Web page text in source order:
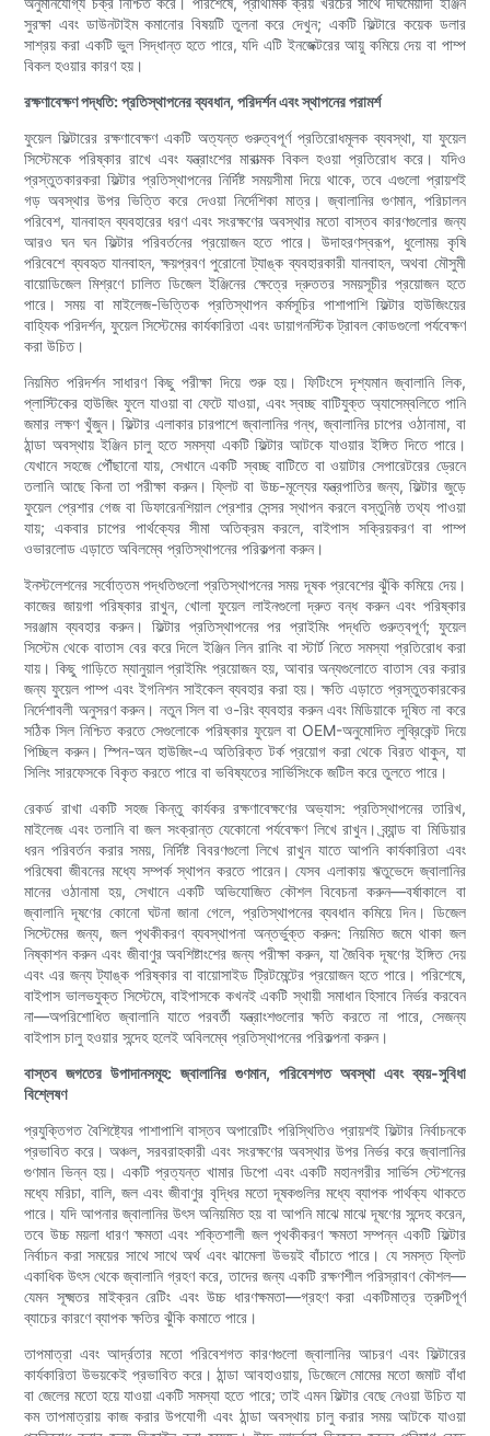
সুরক্ষা এবং ডাউনটাইম কমানোর বিষয়টি তুলনা করে দেখুন; একটি ফিল্টারে কয়েক ডলার
সাশ্রয় করা একটি ভুল সিদ্ধান্ত হতে পারে, যদি এটি ইনজেক্টরের আয়ু কমিয়ে দেয় বা পাম্প
বিকল হওয়ার কারণ হয়।
রক্ষণাবেক্ষণ পদ্ধতি: প্রতিস্থাপনের ব্যবধান, পরিদর্শন এবং স্থাপনের পরামর্শ
ফুয়েল ফিল্টারের রক্ষণাবেক্ষণ একটি অত্যন্ত গুরুত্বপূর্ণ প্রতিরোধমূলক ব্যবস্থা, যা ফুয়েল
সিস্টেমকে পরিষ্কার রাখে এবং যন্ত্রাংশের মারাত্মক বিকল হওয়া প্রতিরোধ করে। যদিও
প্রস্তুতকারকরা ফিল্টার প্রতিস্থাপনের নির্দিষ্ট সময়সীমা দিয়ে থাকে, তবে এগুলো প্রায়শই
গড় অবস্থার উপর ভিত্তি করে দেওয়া নির্দেশিকা মাত্র। জ্বালানির গুণমান, পরিচালন
পরিবেশ, যানবাহন ব্যবহারের ধরণ এবং সংরক্ষণের অবস্থার মতো বাস্তব কারণগুলোর জন্য
আরও ঘন ঘন ফিল্টার পরিবর্তনের প্রয়োজন হতে পারে। উদাহরণস্বরূপ, ধুলোময় কৃষি
পরিবেশে ব্যবহৃত যানবাহন, ক্ষয়প্রবণ পুরোনো ট্যাঙ্ক ব্যবহারকারী যানবাহন, অথবা মৌসুমী
বায়োডিজেল মিশ্রণে চালিত ডিজেল ইঞ্জিনের ক্ষেত্রে দ্রুততর সময়সূচীর প্রয়োজন হতে
পারে। সময় বা মাইলেজ-ভিত্তিক প্রতিস্থাপন কর্মসূচির পাশাপাশি ফিল্টার হাউজিংয়ের
বাহ্যিক পরিদর্শন, ফুয়েল সিস্টেমের কার্যকারিতা এবং ডায়াগনস্টিক ট্রাবল কোডগুলো পর্যবেক্ষণ
করা উচিত।
নিয়মিত পরিদর্শন সাধারণ কিছু পরীক্ষা দিয়ে শুরু হয়। ফিটিংসে দৃশ্যমান জ্বালানি লিক,
প্লাস্টিকের হাউজিং ফুলে যাওয়া বা ফেটে যাওয়া, এবং স্বচ্ছ বাটিযুক্ত অ্যাসেম্বলিতে পানি
জমার লক্ষণ খুঁজুন। ফিল্টার এলাকার চারপাশে জ্বালানির গন্ধ, জ্বালানির চাপের ওঠানামা, বা
ঠান্ডা অবস্থায় ইঞ্জিন চালু হতে সমস্যা একটি ফিল্টার আটকে যাওয়ার ইঙ্গিত দিতে পারে।
যেখানে সহজে পৌঁছানো যায়, সেখানে একটি স্বচ্ছ বাটিতে বা ওয়াটার সেপারেটরের ড্রেনে
তলানি আছে কিনা তা পরীক্ষা করুন। ফ্লিট বা উচ্চ-মূল্যের যন্ত্রপাতির জন্য, ফিল্টার জুড়ে
ফুয়েল প্রেশার গেজ বা ডিফারেনশিয়াল প্রেশার সেন্সর স্থাপন করলে বস্তুনিষ্ঠ তথ্য পাওয়া
যায়; একবার চাপের পার্থক্যের সীমা অতিক্রম করলে, বাইপাস সক্রিয়করণ বা পাম্প
ওভারলোড এড়াতে অবিলম্বে প্রতিস্থাপনের পরিকল্পনা করুন।
ইনস্টলেশনের সর্বোত্তম পদ্ধতিগুলো প্রতিস্থাপনের সময় দূষক প্রবেশের ঝুঁকি কমিয়ে দেয়।
কাজের জায়গা পরিষ্কার রাখুন, খোলা ফুয়েল লাইনগুলো দ্রুত বন্ধ করুন এবং পরিষ্কার
সরঞ্জাম ব্যবহার করুন। ফিল্টার প্রতিস্থাপনের পর প্রাইমিং পদ্ধতি গুরুত্বপূর্ণ; ফুয়েল
সিস্টেম থেকে বাতাস বের করে দিলে ইঞ্জিন লিন রানিং বা স্টার্ট নিতে সমস্যা প্রতিরোধ করা
যায়। কিছু গাড়িতে ম্যানুয়াল প্রাইমিং প্রয়োজন হয়, আবার অন্যগুলোতে বাতাস বের করার
জন্য ফুয়েল পাম্প এবং ইগনিশন সাইকেল ব্যবহার করা হয়। ক্ষতি এড়াতে প্রস্তুতকারকের
নির্দেশাবলী অনুসরণ করুন। নতুন সিল বা ও-রিং ব্যবহার করুন এবং মিডিয়াকে দূষিত না করে
সঠিক সিল নিশ্চিত করতে সেগুলোকে পরিষ্কার ফুয়েল বা OEM-অনুমোদিত লুব্রিকেন্ট দিয়ে
পিচ্ছিল করুন। স্পিন-অন হাউজিং-এ অতিরিক্ত টর্ক প্রয়োগ করা থেকে বিরত থাকুন, যা
সিলিং সারফেসকে বিকৃত করতে পারে বা ভবিষ্যতের সার্ভিসিংকে জটিল করে তুলতে পারে।
রেকর্ড রাখা একটি সহজ কিন্তু কার্যকর রক্ষণাবেক্ষণের অভ্যাস: প্রতিস্থাপনের তারিখ,
মাইলেজ এবং তলানি বা জল সংক্রান্ত যেকোনো পর্যবেক্ষণ লিখে রাখুন। ব্র্যান্ড বা মিডিয়ার
ধরন পরিবর্তন করার সময়, নির্দিষ্ট বিবরণগুলো লিখে রাখুন যাতে আপনি কার্যকারিতা এবং
পরিষেবা জীবনের মধ্যে সম্পর্ক স্থাপন করতে পারেন। যেসব এলাকায় ঋতুভেদে জ্বালানির
মানের ওঠানামা হয়, সেখানে একটি অভিযোজিত কৌশল বিবেচনা করুন—বর্ষাকালে বা
জ্বালানি দূষণের কোনো ঘটনা জানা গেলে, প্রতিস্থাপনের ব্যবধান কমিয়ে দিন। ডিজেল
সিস্টেমের জন্য, জল পৃথকীকরণ ব্যবস্থাপনা অন্তর্ভুক্ত করুন: নিয়মিত জমে থাকা জল
নিষ্কাশন করুন এবং জীবাণুর অবশিষ্টাংশের জন্য পরীক্ষা করুন, যা জৈবিক দূষণের ইঙ্গিত দেয়
এবং এর জন্য ট্যাঙ্ক পরিষ্কার বা বায়োসাইড ট্রিটমেন্টের প্রয়োজন হতে পারে। পরিশেষে,
বাইপাস ভালভযুক্ত সিস্টেমে, বাইপাসকে কখনই একটি স্থায়ী সমাধান হিসাবে নির্ভর করবেন
না—অপরিশোধিত জ্বালানি যাতে পরবর্তী যন্ত্রাংশগুলোর ক্ষতি করতে না পারে, সেজন্য
বাইপাস চালু হওয়ার সন্দেহ হলেই অবিলম্বে প্রতিস্থাপনের পরিকল্পনা করুন।
বাস্তব জগতের উপাদানসমূহ: জ্বালানির গুণমান, পরিবেশগত অবস্থা এবং ব্যয়-সুবিধা
বিশ্লেষণ
প্রযুক্তিগত বৈশিষ্ট্যের পাশাপাশি বাস্তব অপারেটিং পরিস্থিতিও প্রায়শই ফিল্টার নির্বাচনকে
প্রভাবিত করে। অঞ্চল, সরবরাহকারী এবং সংরক্ষণের অবস্থার উপর নির্ভর করে জ্বালানির
গুণমান ভিন্ন হয়। একটি প্রত্যন্ত খামার ডিপো এবং একটি মহানগরীর সার্ভিস স্টেশনের
মধ্যে মরিচা, বালি, জল এবং জীবাণুর বৃদ্ধির মতো দূষকগুলির মধ্যে ব্যাপক পার্থক্য থাকতে
পারে। যদি আপনার জ্বালানির উৎস অনিয়মিত হয় বা আপনি মাঝে মাঝে দূষণের সন্দেহ করেন,
তবে উচ্চ ময়লা ধারণ ক্ষমতা এবং শক্তিশালী জল পৃথকীকরণ ক্ষমতা সম্পন্ন একটি ফিল্টার
নির্বাচন করা সময়ের সাথে সাথে অর্থ এবং ঝামেলা উভয়ই বাঁচাতে পারে। যে সমস্ত ফ্লিট
একাধিক উৎস থেকে জ্বালানি গ্রহণ করে, তাদের জন্য একটি রক্ষণশীল পরিস্রাবণ কৌশল—
যেমন সূক্ষ্মতর মাইক্রন রেটিং এবং উচ্চ ধারণক্ষমতা—গ্রহণ করা একটিমাত্র ত্রুটিপূর্ণ
ব্যাচের কারণে ব্যাপক ক্ষতির ঝুঁকি কমাতে পারে।
তাপমাত্রা এবং আর্দ্রতার মতো পরিবেশগত কারণগুলো জ্বালানির আচরণ এবং ফিল্টারের
কার্যকারিতা উভয়কেই প্রভাবিত করে। ঠান্ডা আবহাওয়ায়, ডিজেলে মোমের মতো জমাট বাঁধা
বা জেলের মতো হয়ে যাওয়া একটি সমস্যা হতে পারে; তাই এমন ফিল্টার বেছে নেওয়া উচিত যা
কম তাপমাত্রায় কাজ করার উপযোগী এবং ঠান্ডা অবস্থায় চালু করার সময় আটকে যাওয়া